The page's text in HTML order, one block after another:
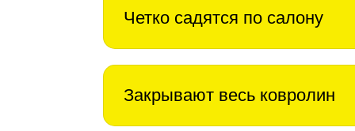
Четко садятся по салону
Закрывают весь ковролин